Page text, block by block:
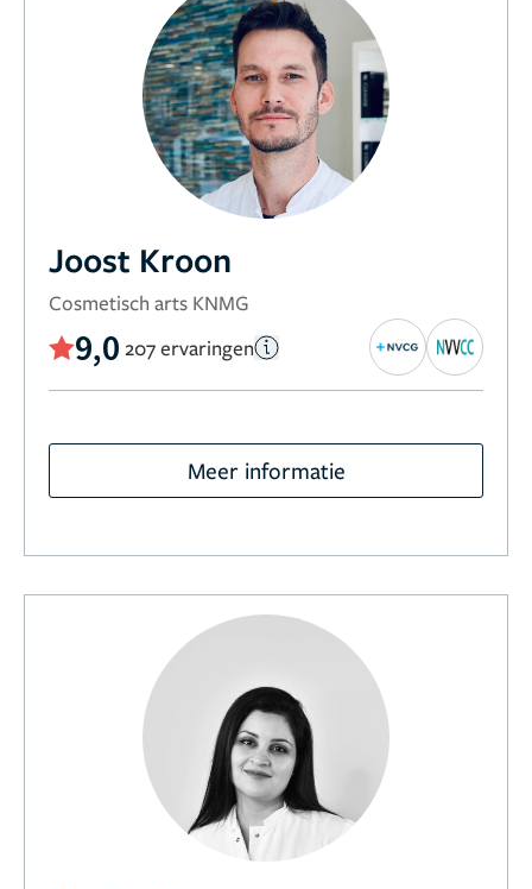
Joost Kroon
Cosmetisch arts KNMG
9,0 207 ervaringen
Meer informatie